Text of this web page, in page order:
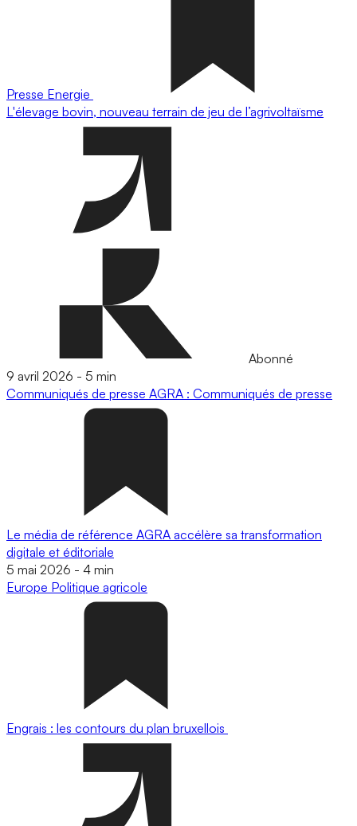
Presse Energie
L'élevage bovin, nouveau terrain de jeu de l’agrivoltaïsme
Abonné
9 avril 2026 - 5 min
Communiqués de presse AGRA : Communiqués de presse
Le média de référence AGRA accélère sa transformation
digitale et éditoriale
5 mai 2026 - 4 min
Europe Politique agricole
Engrais : les contours du plan bruxellois